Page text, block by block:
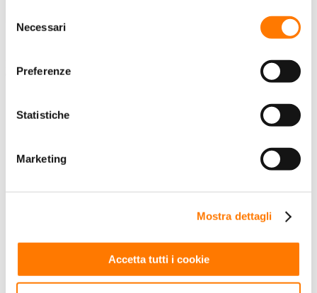
delNecessari
Preferenze
Statistiche
Marketing
Mostra dettagli
Accetta tutti i cookie
Esposizione
Online
CHI È SUNGROW
SOLUZIONI
Sistemi Residenziali
Sistema di accumulo residenziale
Sistema di accumulo commerciale